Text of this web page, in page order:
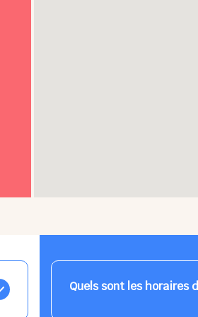
Quels sont les horaires